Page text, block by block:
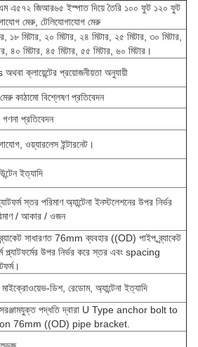
এ৫৭২ জিআর৬৫ ইস্পাত দিয়ে তৈরি ১০০ ফুট ১২০ ফুট
মেরু, টেলিযোগাযোগ মেরু
১৮ মিটার, ২০ মিটার, ২৪ মিটার, ২৫ মিটার, ৩০ মিটার,
৪০ মিটার, ৪৫ মিটার, ৫৫ মিটার, ৬০ মিটার।
ক্লায়েন্টের প্রয়োজনীয়তা অনুযায়ী
কাঠামো বিশ্লেষণ প্রতিবেদন
গণনা প্রতিবেদন
ওয়্যারলেস ইন্টারনেট।
ইত্যাদি
স্তর পরিমাণ অ্যান্টেনা ইনস্টলেশনের উপর নির্ভর
/ আকার / ওজন
সাধারণত 76mm ব্যবহার ((OD) পাইপ,ব্র্যাকেট
প্ল্যাটফর্মের উপর নির্ভর করে স্তর এবং spacing
ডিশ, রেডোম, অ্যান্টেনা ইত্যাদি
সরঞ্জামযুক্ত পদ্ধতি দ্বারা U Type anchor bolt to
76mm ((OD) pipe bracket.